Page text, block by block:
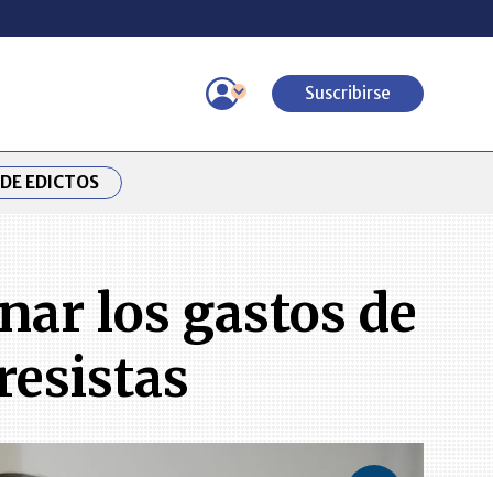
Suscribirse
EDICTOS
los gastos de